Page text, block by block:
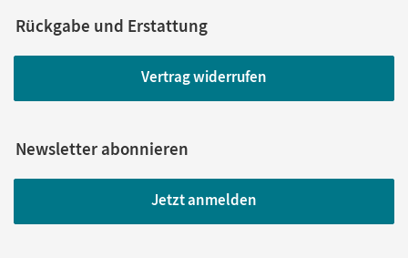
Rückgabe und Erstattung
Vertrag widerrufen
Newsletter abonnieren
Jetzt anmelden